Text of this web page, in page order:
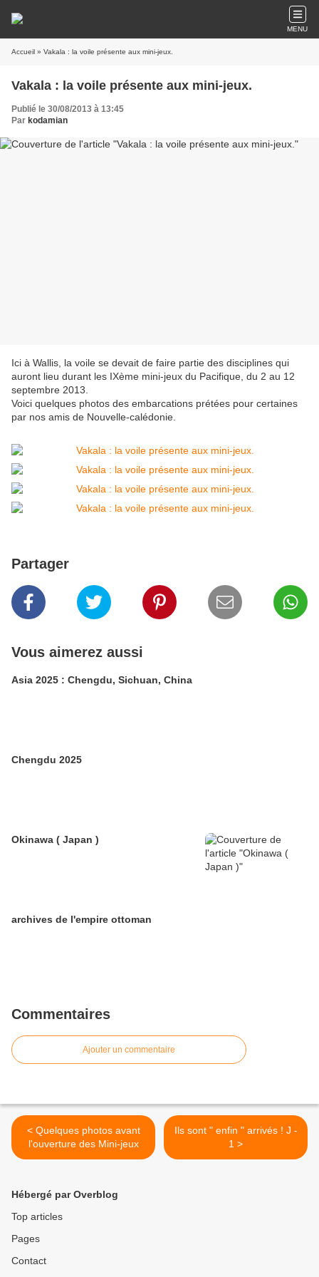
MENU
Accueil » Vakala : la voile présente aux mini-jeux.
Vakala : la voile présente aux mini-jeux.
Publié le 30/08/2013 à 13:45
Par kodamian
Ici à Wallis, la voile se devait de faire partie des disciplines qui
auront lieu durant les IXème mini-jeux du Pacifique, du 2 au 12
septembre 2013.
Voici quelques photos des embarcations prétées pour certaines
par nos amis de Nouvelle-calédonie.
Partager
Vous aimerez aussi
Asia 2025 : Chengdu, Sichuan, China
Chengdu 2025
Okinawa ( Japan )
archives de l'empire ottoman
Commentaires
Ajouter un commentaire
< Quelques photos avant
l'ouverture des Mini-jeux
Ils sont " enfin " arrivés ! J -
1 >
Hébergé par Overblog
Top articles
Pages
Contact